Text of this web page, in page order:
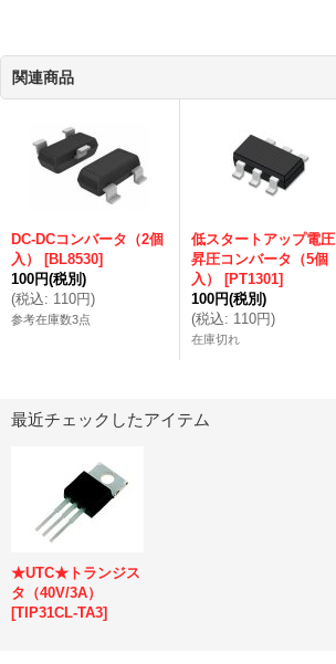
関連商品
DC-DCコンバータ（2個
入）
[BL8530]
100円(税別)
(税込: 110円)
参考在庫数3点
低スタートアップ電圧
昇圧コンバータ（5個
入）
[PT1301]
100円(税別)
(税込: 110円)
在庫切れ
最近チェックしたアイテム
★UTC★トランジス
タ（40V/3A）
[TIP31CL-TA3]